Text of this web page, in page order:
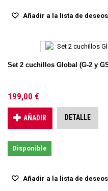
Añadir a la lista de deseos
Set 2 cuchillos Global (G-2 y
199,00 €
AÑADIR DETALLE
Disponible
Añadir a la lista de deseos